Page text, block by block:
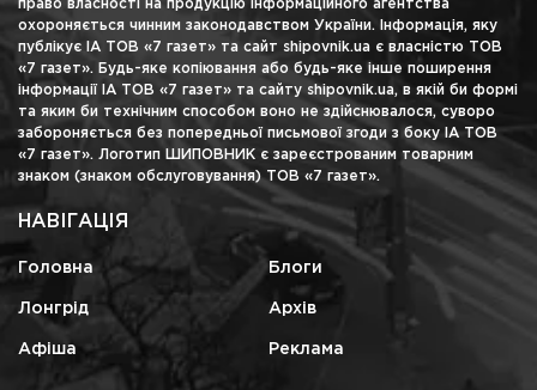
право власності на продукцію інформаційного агентства
охороняється чинним законодавством України. Інформація, яку
публікує ІА ТОВ «7 газет» та сайт shipovnik.ua є власністю ТОВ
«7 газет». Будь-яке копіювання або будь-яке інше поширення
інформації ІА ТОВ «7 газет» та сайту shipovnik.ua, в якій би формі
та яким би технічним способом воно не здійснювалося, суворо
забороняється без попередньої письмової згоди з боку ІА ТОВ
«7 газет». Логотип ШИПОВНИК є зареєстрованим товарним
знаком (знаком обслуговування) ТОВ «7 газет».
НАВІГАЦІЯ
Головна Блоги
Лонгрід Архів
Афіша Реклама